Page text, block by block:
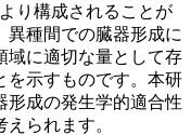
り構成されることが
異種間での臓器形成に
域に適切な量として存
を示すものです。本研
形成の発生学的適合性
られます。